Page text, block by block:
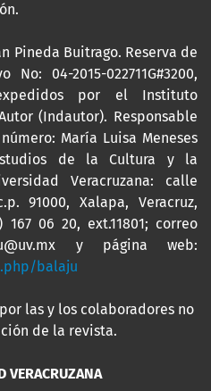
Pineda Buitrago. Reserva de
04-2015-022711G#3200,
expedidos por el Instituto
(Indautor). Responsable
María Luisa Meneses
de la Cultura y la
Veracruzana: calle
91000, Xalapa, Veracruz,
167 06 20, ext.11801; correo
y página web:
balaju
las y los colaboradores no
de la revista.
VERACRUZANA